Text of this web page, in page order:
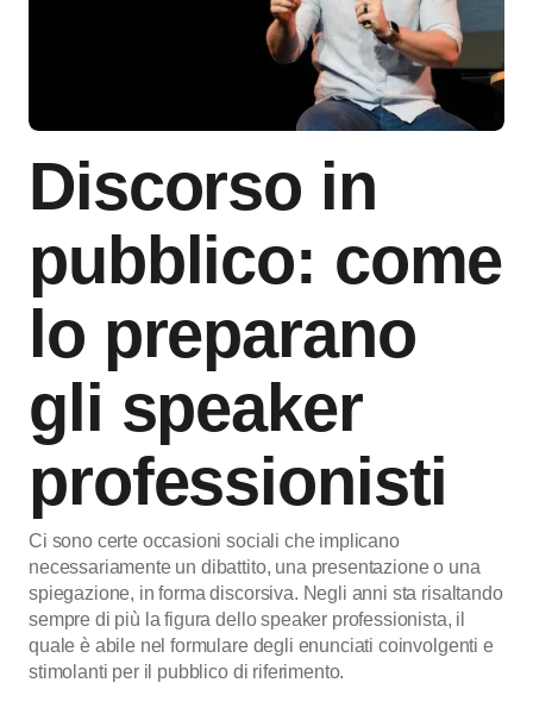
Discorso in
pubblico: come
lo preparano
gli speaker
professionisti
Ci sono certe occasioni sociali che implicano
necessariamente un dibattito, una presentazione o una
spiegazione, in forma discorsiva. Negli anni sta risaltando
sempre di più la figura dello speaker professionista, il
quale è abile nel formulare degli enunciati coinvolgenti e
stimolanti per il pubblico di riferimento.